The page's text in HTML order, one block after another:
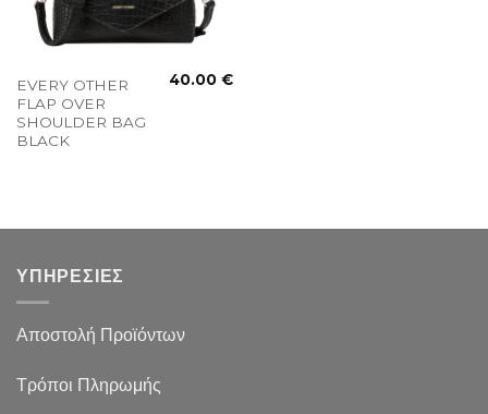
EVERY OTHER
FLAP OVER
SHOULDER BAG
BLACK
40.00€
ΥΠΗΡΕΣΙΕΣ
Αποστολή Προϊόντων
Τρόποι Πληρωμής